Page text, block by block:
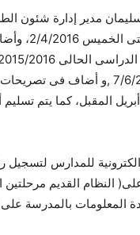
رضا سليمان مدير إدارة شئون
قد تم تمديد فترة التقدم
السبت 6/6/2015، كما يبدأ الامتحان للنظام الحديث فى
المقبل، كما يتم
للمدارس لتسجيل
النظام القديم مرحلتين
بالمدرسة على